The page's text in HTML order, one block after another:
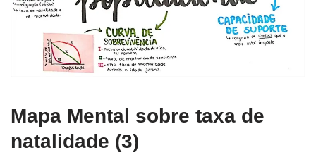
Mapa Mental sobre taxa de
natalidade (3)